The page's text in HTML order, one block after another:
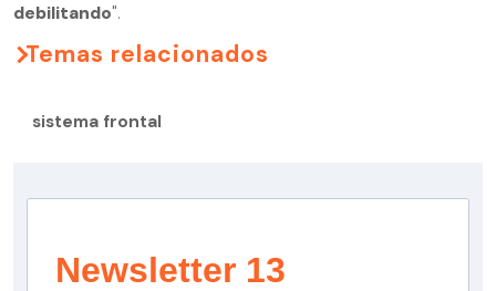
debilitando".
Temas relacionados
sistema frontal
Newsletter 13